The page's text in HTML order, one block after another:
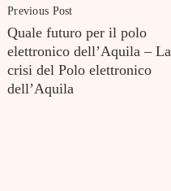
Navigation
Previous Post
Quale futuro per il polo
elettronico dell’Aquila – La
crisi del Polo elettronico
dell’Aquila